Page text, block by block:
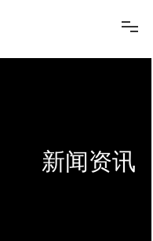
新闻资讯